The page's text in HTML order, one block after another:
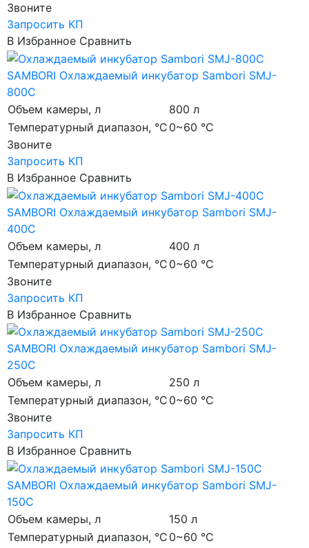
Звоните
Запросить КП
В Избранное Сравнить
SAMBORI Охлаждаемый инкубатор Sambori SMJ-
800C
Объем камеры, л
800 л
Температурный диапазон, °C 0~60 °C
Звоните
Запросить КП
В Избранное Сравнить
SAMBORI Охлаждаемый инкубатор Sambori SMJ-
400C
Объем камеры, л
400 л
Температурный диапазон, °C 0~60 °C
Звоните
Запросить КП
В Избранное Сравнить
SAMBORI Охлаждаемый инкубатор Sambori SMJ-
250C
Объем камеры, л
250 л
Температурный диапазон, °C 0~60 °C
Звоните
Запросить КП
В Избранное Сравнить
SAMBORI Охлаждаемый инкубатор Sambori SMJ-
150C
Объем камеры, л
150 л
Температурный диапазон, °C 0~60 °C